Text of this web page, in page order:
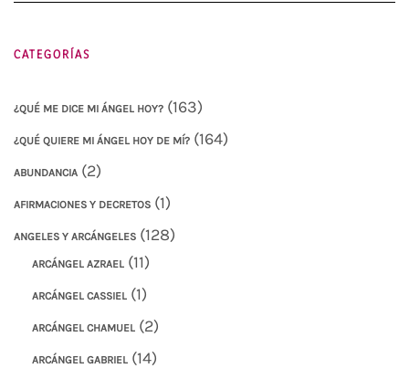
CATEGORÍAS
¿QUÉ ME DICE MI ÁNGEL HOY? (163)
¿QUÉ QUIERE MI ÁNGEL HOY DE MÍ? (164)
ABUNDANCIA (2)
AFIRMACIONES Y DECRETOS (1)
ANGELES Y ARCÁNGELES (128)
ARCÁNGEL AZRAEL (11)
ARCÁNGEL CASSIEL (1)
ARCÁNGEL CHAMUEL (2)
ARCÁNGEL GABRIEL (14)